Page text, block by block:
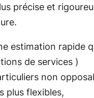
précise et
estimation rapide
de services )
non
plus flexibles,